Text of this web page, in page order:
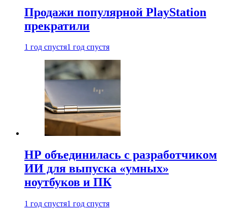
Продажи популярной PlayStation
прекратили
1 год спустя1 год спустя
HP объединилась с разработчиком
ИИ для выпуска «умных»
ноутбуков и ПК
1 год спустя1 год спустя